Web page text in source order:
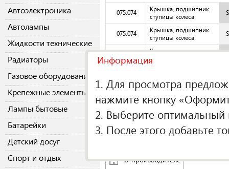
Автоэлектроника
Автолампы
Жидкости технические
Радиаторы
Газовое оборудование
Крепежные элементы
Лампы бытовые
Батарейки
Детский досуг
Спорт и отдых
075.074
Крышка, подшипник
ступицы колеса
075.074
Крышка, подшипник
ступицы колеса
075.074
Крышка, подшипник
ступицы колеса
075.074
Крышка, подшипник
ступицы колеса
Аналоги(3) Original
О производителе
Информация
1. Для просмотра
нажмите кнопку
2. Выберите оптимальный
3. После этого добавьте